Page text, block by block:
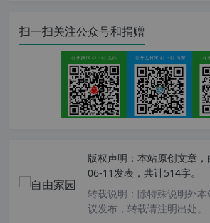
扫一扫关注公众号和捐赠
版权声明： 本站原创文章，
06-11发表，共计514字。
转载说明： 除特殊说明外
议发布，转载请注明出处。